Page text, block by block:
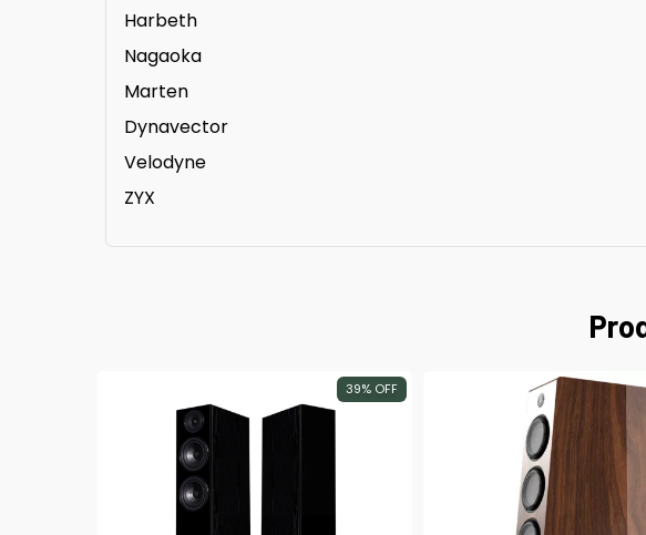
Harbeth
Nagaoka
Marten
Dynavector
Velodyne
ZYX
39% OFF